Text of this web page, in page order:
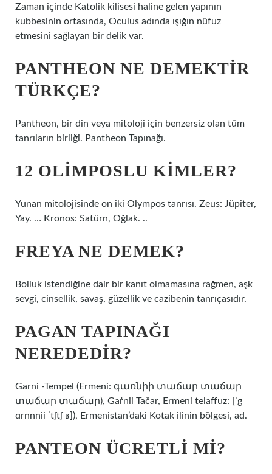
Zaman içinde Katolik kilisesi haline gelen yapının
kubbesinin ortasında, Oculus adında ışığın nüfuz
etmesini sağlayan bir delik var.
PANTHEON NE DEMEKTIR
TÜRKÇE?
Pantheon, bir din veya mitoloji için benzersiz olan tüm
tanrıların birliği. Pantheon Tapınağı.
12 OLIMPOSLU KIMLER?
Yunan mitolojisinde on iki Olympos tanrısı. Zeus: Jüpiter,
Yay. … Kronos: Satürn, Oğlak. ..
FREYA NE DEMEK?
Bolluk istendiğine dair bir kanıt olmamasına rağmen, aşk
sevgi, cinsellik, savaş, güzellik ve cazibenin tanrıçasıdır.
PAGAN TAPINAĞI
NEREDEDIR?
Garni -Tempel (Ermeni: գառնիի տաճար տաճար
տաճար տաճար), Gaṙnii Tačar, Ermeni telaffuz: [ˈg
ɑrnnnii ˈtʃtʃ ʁ]), Ermenistan’daki Kotak ilinin bölgesi, ad.
PANTEON ÜCRETLI MI?